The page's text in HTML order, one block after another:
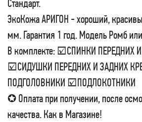
Стандарт.
ЭкоКожа АРИГОН - хороший,
мм. Гарантия 1 год. Модель Ромб
В комплекте: ☑СПИНКИ ПЕРЕДНИХ
☑СИДУШКИ ПЕРЕДНИХ И ЗАДНИХ
ПОДГОЛОВНИКИ ☑ПОДЛОКОТНИКИ
✪ Оплата при получении, после
качества. Как в Магазине!